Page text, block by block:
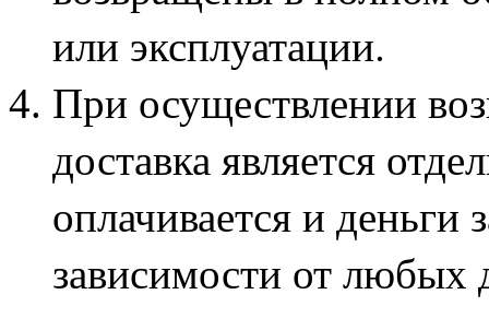
или эксплуатации.
При осуществлении
доставка является
оплачивается и деньги
зависимости от любых